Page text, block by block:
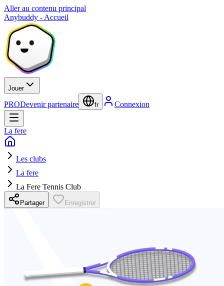
Aller au contenu principal
Anybuddy - Accueil
Jouer
PRODevenir partenaire fr Connexion
La fere
Les clubs
La fere
La Fere Tennis Club
Partager Enregistrer